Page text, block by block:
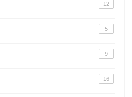
12
5
9
16